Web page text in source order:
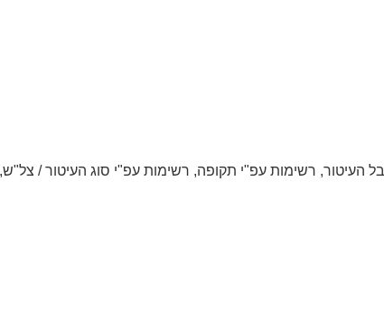
העיטור, רשימות עפ"י תקופה, רשימות עפ"י סוג העיטור /